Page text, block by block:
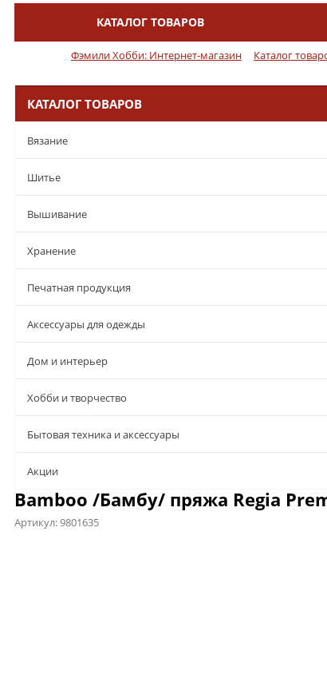
КАТАЛОГ ТОВАРОВ
Фэмили Хобби: Интернет-магазин Каталог
КАТАЛОГ ТОВАРОВ
Вязание
Шитье
Вышивание
Хранение
Печатная продукция
Аксессуары для одежды
Дом и интерьер
Хобби и творчество
Бытовая техника и аксессуары
Aкции
Bamboo /Бамбу/ пряжа Regia
Артикул:9801635